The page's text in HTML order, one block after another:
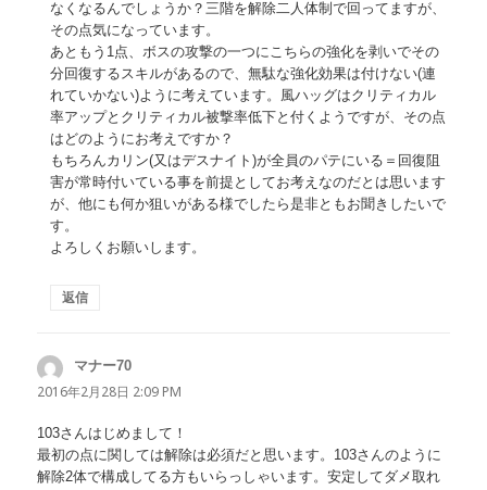
なくなるんでしょうか？三階を解除二人体制で回ってますが、
その点気になっています。
あともう1点、ボスの攻撃の一つにこちらの強化を剥いでその
分回復するスキルがあるので、無駄な強化効果は付けない(連
れていかない)ように考えています。風ハッグはクリティカル
率アップとクリティカル被撃率低下と付くようですが、その点
はどのようにお考えですか？
もちろんカリン(又はデスナイト)が全員のパテにいる＝回復阻
害が常時付いている事を前提としてお考えなのだとは思います
が、他にも何か狙いがある様でしたら是非ともお聞きしたいで
す。
よろしくお願いします。
返信
マナー70
り:
2016年2月28日 2:09 PM
103さんはじめまして！
最初の点に関しては解除は必須だと思います。103さんのように
解除2体で構成してる方もいらっしゃいます。安定してダメ取れ